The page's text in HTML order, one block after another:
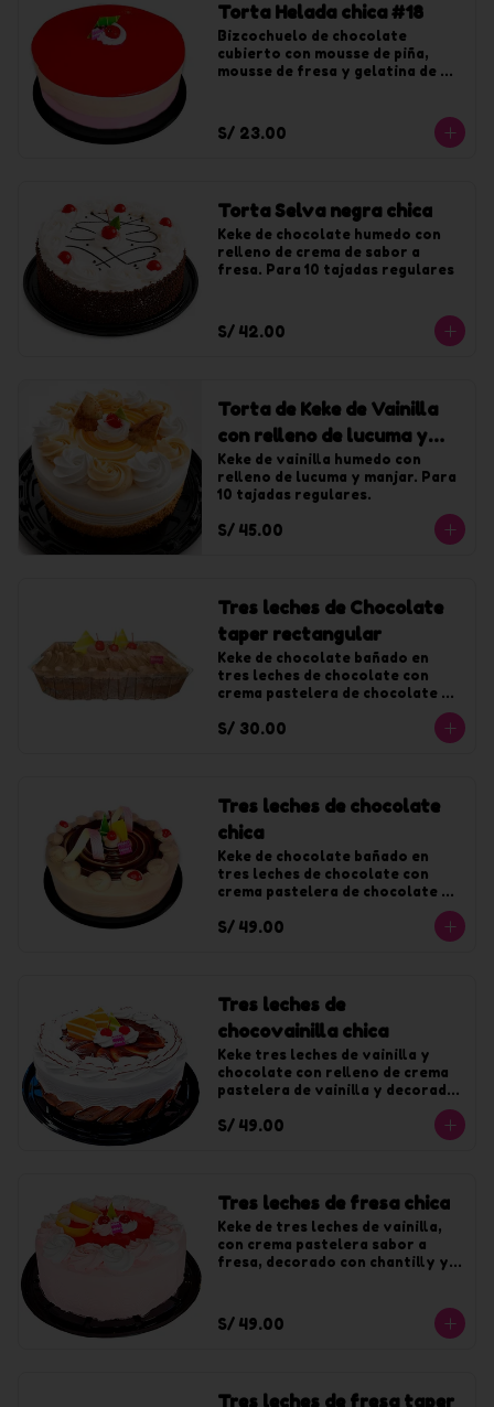
Torta Helada chica #18
Bizcochuelo de chocolate
cubierto con mousse de piña,
mousse de fresa y gelatina de
S/ 23.00
Torta Selva negra chica
Keke de chocolate humedo con
relleno de crema de sabor a
fresa. Para 10 tajadas regulares
S/ 42.00
Torta de Keke de Vainilla
con relleno de lucuma y
manjar chica
Keke de vainilla humedo con
relleno de lucuma y manjar. Para
10 tajadas regulares.
S/ 45.00
Tres leches de Chocolate
taper rectangular
Keke de chocolate bañado en
tres leches de chocolate con
crema pastelera de chocolate y
chocolate.
S/ 30.00
Tres leches de chocolate
chica
Keke de chocolate bañado en
tres leches de chocolate con
crema pastelera de chocolate y
chocolate. Para 10 tajadas
S/ 49.00
Tres leches de
chocovainilla chica
Keke tres leches de vainilla y
chocolate con relleno de crema
pastelera de vainilla y decorado
Para 10 tajadas
S/ 49.00
Tres leches de fresa chica
Keke de tres leches de vainilla,
con crema pastelera sabor a
fresa, decorado con chantilly y
S/ 49.00
Tres leches de fresa taper